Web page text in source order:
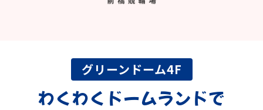
グリーンドーム4F
わくわくドームランドで